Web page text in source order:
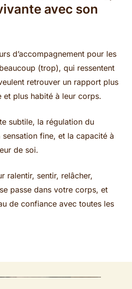
avec son
d’accompagnement pour les
(trop), qui ressentent
retrouver un rapport plus
et plus habité à leur corps.
subtile, la régulation du
fine, et la capacité à
de soi.
ralentir, sentir, relâcher,
passe dans votre corps, et
de confiance avec toutes les